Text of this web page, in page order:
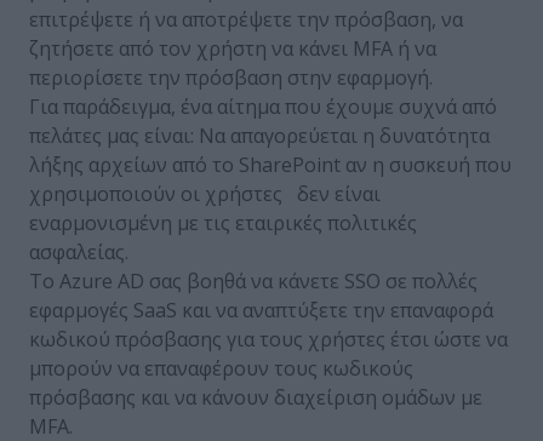
επιτρέψετε ή να αποτρέψετε την πρόσβαση, να
ζητήσετε από τον χρήστη να κάνει MFA ή να
περιορίσετε την πρόσβαση στην εφαρμογή.
Για παράδειγμα, ένα αίτημα που έχουμε συχνά από
πελάτες μας είναι: Να απαγορεύεται η δυνατότητα
λήξης αρχείων από το SharePoint αν η συσκευή που
χρησιμοποιούν οι χρήστες δεν είναι
εναρμονισμένη με τις εταιρικές πολιτικές
ασφαλείας.
To Azure AD σας βοηθά να κάνετε SSO σε πολλές
εφαρμογές SaaS και να αναπτύξετε την επαναφορά
κωδικού πρόσβασης για τους χρήστες έτσι ώστε να
μπορούν να επαναφέρουν τους κωδικούς
πρόσβασης και να κάνουν διαχείριση ομάδων με
MFA.